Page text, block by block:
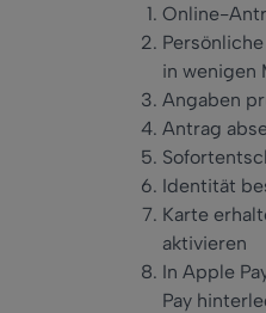
Online-
in wenigen
Angaben
Antrag
Identität
Karte
aktivieren
In Apple
Pay